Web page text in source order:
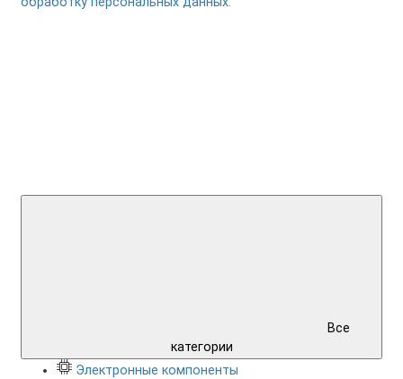
Все
категории
Электронные компоненты